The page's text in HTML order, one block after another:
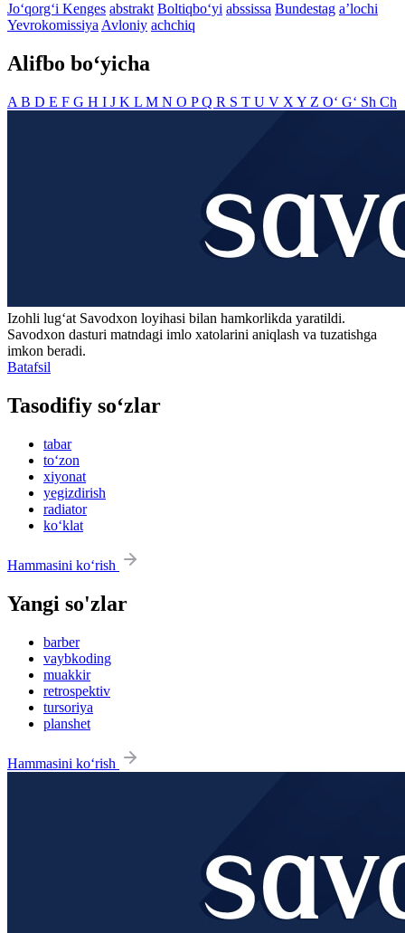
Jo‘qorg‘i Kenges abstrakt Boltiqbo‘yi abssissa Bundestag aʼlochi
Yevrokomissiya Avloniy achchiq
Alifbo bo‘yicha
A B D E F G H I J K L M N O PQ R S T U V X Y Z O‘ G‘ Sh Ch
Izohli lugʻat Savodxon loyihasi bilan hamkorlikda yaratildi.
Savodxon dasturi matndagi imlo xatolarini aniqlash va tuzatishga
imkon beradi.
Batafsil
Tasodifiy so‘zlar
tabar
to‘zon
xiyonat
yegizdirish
radiator
ko‘klat
Hammasini ko‘rish
Yangi so'zlar
barber
vaybkoding
muakkir
retrospektiv
tursoriya
planshet
Hammasini ko‘rish